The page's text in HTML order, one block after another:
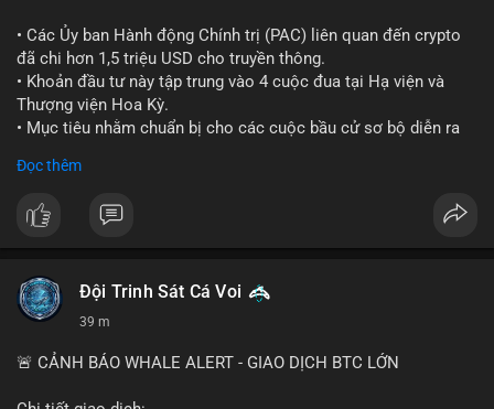
• Các Ủy ban Hành động Chính trị (PAC) liên quan đến crypto
đã chi hơn 1,5 triệu USD cho truyền thông.
• Khoản đầu tư này tập trung vào 4 cuộc đua tại Hạ viện và
Thượng viện Hoa Kỳ.
• Mục tiêu nhằm chuẩn bị cho các cuộc bầu cử sơ bộ diễn ra
$btc $eth
#vlikevn #titanbot
Đọc thêm
Đội Trinh Sát Cá Voi
39 m
🚨 CẢNH BÁO WHALE ALERT - GIAO DỊCH BTC LỚN